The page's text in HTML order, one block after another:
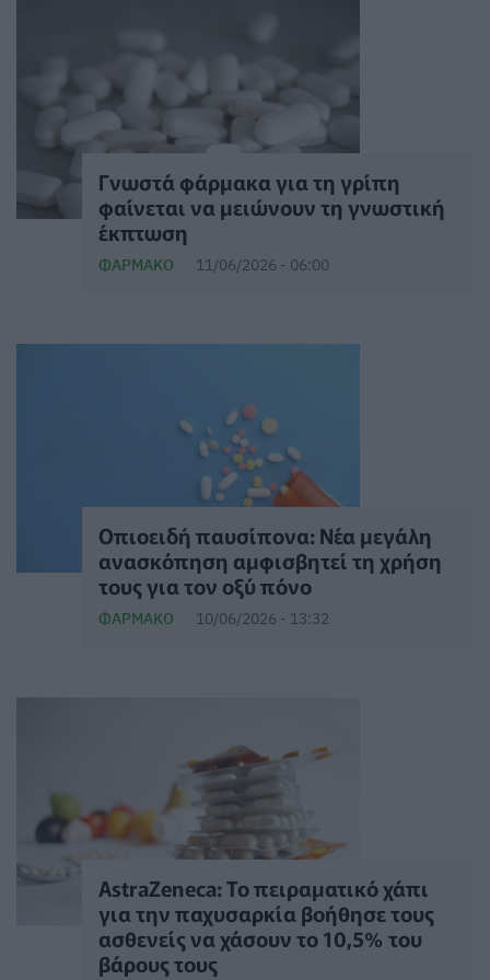
Γνωστά φάρμακα για τη γρίπη
φαίνεται να μειώνουν τη γνωστική
έκπτωση
ΦΆΡΜΑΚΟ 11/06/2026 - 06:00
Οπιοειδή παυσίπονα: Νέα μεγάλη
ανασκόπηση αμφισβητεί τη χρήση
τους για τον οξύ πόνο
ΦΆΡΜΑΚΟ 10/06/2026 - 13:32
AstraZeneca: Το πειραματικό χάπι
για την παχυσαρκία βοήθησε τους
ασθενείς να χάσουν το 10,5% του
βάρους τους